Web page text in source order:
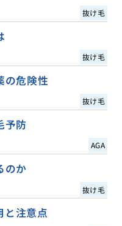
抜け毛
抜け毛
の危険性
抜け毛
予防
AGA
のか
抜け毛
と注意点